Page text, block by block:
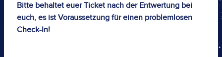
Bitte behaltet euer Ticket nach der Entwertung bei
euch, es ist Voraussetzung für einen problemlosen
Check-In!